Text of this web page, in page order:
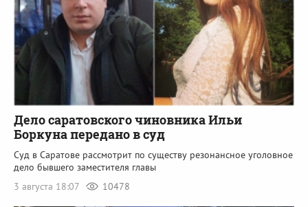
Дело саратовского чиновника Ильи
Боркуна передано в суд
Суд в Саратове рассмотрит по существу резонансное уголовное
дело бывшего заместителя главы
3 августа 18:07
10478